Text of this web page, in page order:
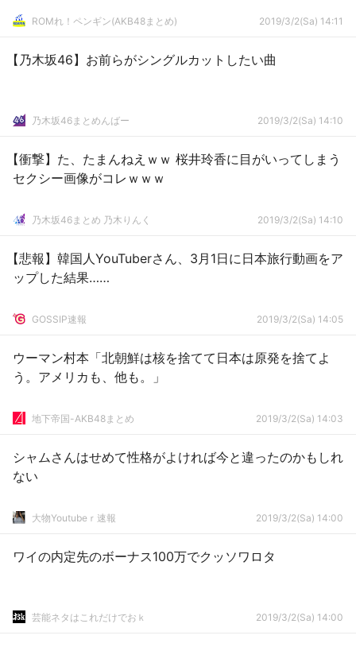
ROMれ！ペンギン(AKB48まとめ) 2019/3/2(Sa) 14:11
【乃木坂46】お前らがシングルカットしたい曲
乃木坂46まとめんばー 2019/3/2(Sa) 14:10
【衝撃】た、たまんねえｗｗ 桜井玲香に目がいってしまう
セクシー画像がコレｗｗｗ
乃木坂46まとめ 乃木りんく 2019/3/2(Sa) 14:10
【悲報】韓国人YouTuberさん、3月1日に日本旅行動画をア
ップした結果……
GOSSIP速報 2019/3/2(Sa) 14:05
ウーマン村本「北朝鮮は核を捨てて日本は原発を捨てよ
う。アメリカも、他も。」
地下帝国-AKB48まとめ 2019/3/2(Sa) 14:03
シャムさんはせめて性格がよければ今と違ったのかもしれ
ない
大物Youtubeｒ速報 2019/3/2(Sa) 14:00
ワイの内定先のボーナス100万でクッソワロタ
芸能ネタはこれだけでおｋ 2019/3/2(Sa) 14:00